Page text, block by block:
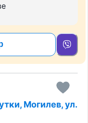
Могилев, ул.